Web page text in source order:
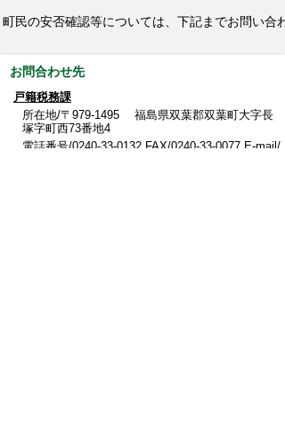
町民の安否確認等については、下記までお問い合
お問合わせ先
戸籍税務課
所在地/〒979-1495 福島県双葉郡双葉町大字長
塚字町西73番地4
電話番号/0240-33-0132 FAX/0240-33-0077 E-mail/